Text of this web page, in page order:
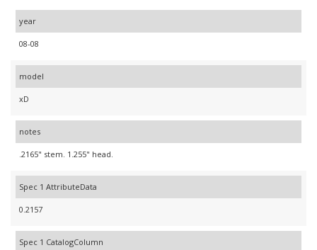
year
08-08
model
xD
notes
.2165" stem. 1.255" head.
Spec 1 AttributeData
0.2157
Spec 1 CatalogColumn